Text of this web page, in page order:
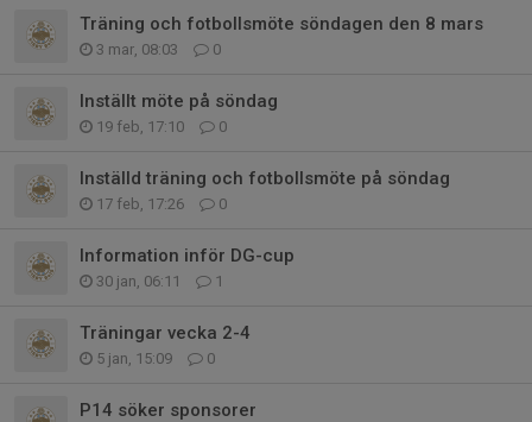
Träning och fotbollsmöte söndagen den 8 mars
3 mar, 08:03 0
Inställt möte på söndag
19 feb, 17:10 0
Inställd träning och fotbollsmöte på söndag
17 feb, 17:26 0
Information inför DG-cup
30 jan, 06:11 1
Träningar vecka 2-4
5 jan, 15:09 0
P14 söker sponsorer